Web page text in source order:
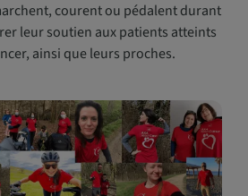
courent ou pédalent durant
leur soutien aux patients atteints
ainsi que leurs proches.